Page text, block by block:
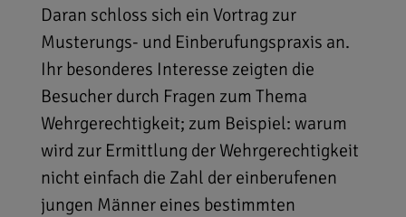
Daran schloss sich ein Vortrag zur
Musterungs- und Einberufungspraxis an.
Ihr besonderes Interesse zeigten die
Besucher durch Fragen zum Thema
Wehrgerechtigkeit; zum Beispiel: warum
wird zur Ermittlung der Wehrgerechtigkeit
nicht einfach die Zahl der einberufenen
jungen Männer eines bestimmten